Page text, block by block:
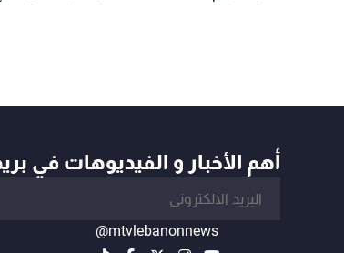
أهم الأخبار و الفيديوهات في
@mtvlebanonnews